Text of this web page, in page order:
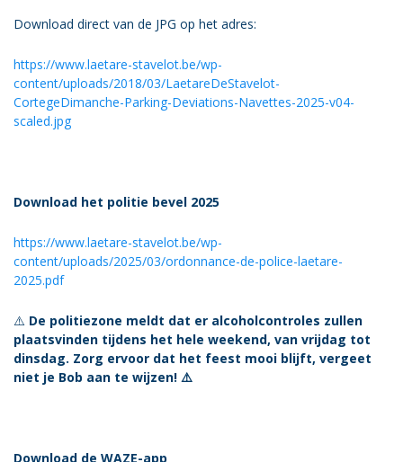
Download direct van de JPG op het adres:
https://www.laetare-stavelot.be/wp-
content/uploads/2018/03/LaetareDeStavelot-
CortegeDimanche-Parking-Deviations-Navettes-2025-v04-
scaled.jpg
Download het politie bevel 2025
https://www.laetare-stavelot.be/wp-
content/uploads/2025/03/ordonnance-de-police-laetare-
2025.pdf
⚠️ De politiezone meldt dat er alcoholcontroles zullen
plaatsvinden tijdens het hele weekend, van vrijdag tot
dinsdag. Zorg ervoor dat het feest mooi blijft, vergeet
niet je Bob aan te wijzen! ⚠️
Download de WAZE-app